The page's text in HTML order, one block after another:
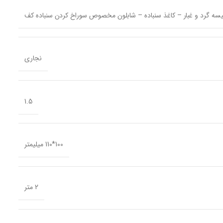
گرد و غبار – کاغذ سنباده – شابلون مخصوص سوراخ کردن سنباده کف
نجاری
1.5
100*110 میلیمتر
2 متر